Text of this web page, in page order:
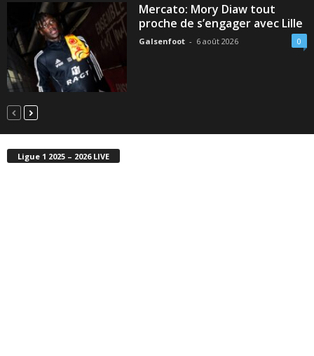
Mercato: Mory Diaw tout
proche de s’engager avec Lille
Galsenfoot - 6 août 2026 0
Ligue 1 2025 – 2026 LIVE